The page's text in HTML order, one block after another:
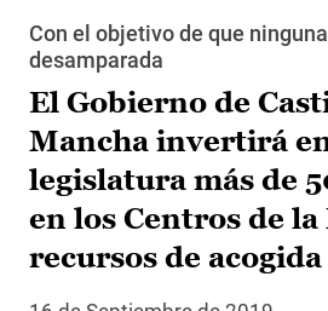
Con el objetivo de que
desamparada
El Gobierno de
Mancha invertirá
legislatura más de
en los Centros de
recursos de acogida